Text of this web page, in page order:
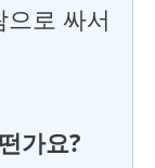
로 싸서
가요?